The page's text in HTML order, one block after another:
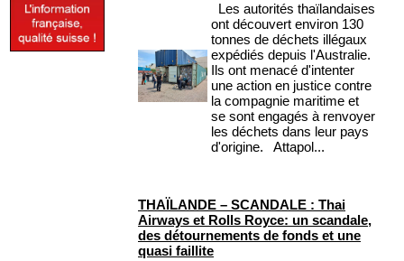
Les autorités thaïlandaises
ont découvert environ 130
tonnes de déchets illégaux
expédiés depuis l'Australie.
Ils ont menacé d'intenter
une action en justice contre
la compagnie maritime et
se sont engagés à renvoyer
les déchets dans leur pays
d'origine. Attapol...
THAÏLANDE – SCANDALE : Thai
Airways et Rolls Royce: un scandale,
des détournements de fonds et une
quasi faillite